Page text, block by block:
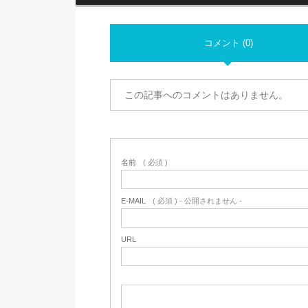
コメント (0)
この記事へのコメントはありません。
名前 ( 必須 )
E-MAIL ( 必須 ) - 公開されません -
URL